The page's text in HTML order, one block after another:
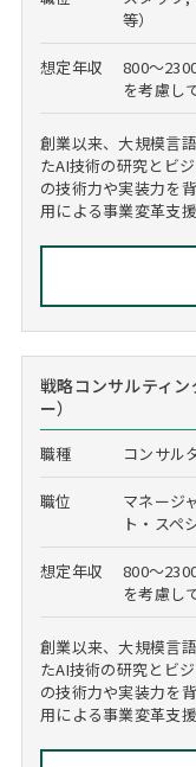
等）
想定年収
800～
を考慮し
創業以来、大規模言
たAI技術の研究とビ
の技術力や実装力を
用による事業変革支
戦略コンサルティ
ー）
職種 コンサル
職位
マネージ
ト・スペ
想定年収
800～
を考慮し
創業以来、大規模言
たAI技術の研究とビ
の技術力や実装力を
用による事業変革支